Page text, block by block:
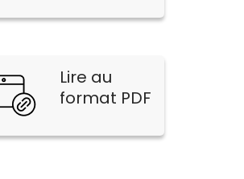
Lire au
format PDF